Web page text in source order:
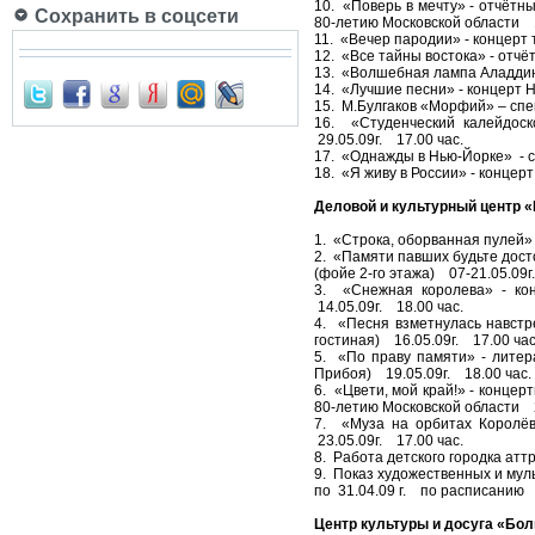
Сохранить в соцсети
10. «Поверь в мечту» -
80-летию Московской области
11. «Вечер пародии» -
12. «Все тайны востока» -
13. «Волшебная лампа
14. «Лучшие песни» - концерт
15. М.Булгаков «Морфий» –
16. «Студенческий
29.05.09г. 17.00 час.
17. «Однажды в Нью-Йорке» -
18. «Я живу в России» -
Деловой и культурный центр
1. «Строка, оборванная
2. «Памяти павших будьте
(фойе 2-го этажа) 07-
3. «Снежная королева» -
14.05.09г. 18.00 час.
4. «Песня взметнулась
гостиная) 16.05.09г. 17.00
5. «По праву памяти» -
Прибоя) 19.05.09г. 18.00 час.
6. «Цвети, мой край!» -
80-летию Московской области
7. «Муза на орбитах
23.05.09г. 17.00 час.
8. Работа детского городка
9. Показ художественных и
по 31.04.09 г. по расписанию
Центр культуры и досуга